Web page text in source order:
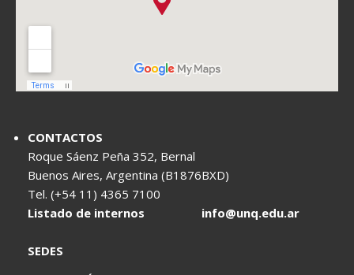
CONTACTOS
Roque Sáenz Peña 352, Bernal
Buenos Aires, Argentina (B1876BXD)
Tel. (+54 11) 4365 7100
Listado de internos
info@unq.edu.ar
SEDES